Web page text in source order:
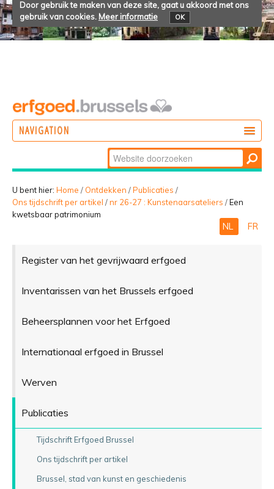
Door gebruik te maken van deze site, gaat u akkoord met ons
gebruik van cookies. Meer informatie OK
NAVIGATION
BELEVEN
Zoek
Geavanceerd
zoeken...
U bent hier: Home / Ontdekken /Publicaties /
Ons tijdschrift per artikel /nr 26-27 : Kunstenaarsateliers /Een
kwetsbaar patrimonium
NL FR
Register van het gevrijwaard erfgoed
Inventarissen van het Brussels erfgoed
Beheersplannen voor het Erfgoed
Internationaal erfgoed in Brussel
Werven
Publicaties
Tijdschrift Erfgoed Brussel
Ons tijdschrift per artikel
Brussel, stad van kunst en geschiedenis